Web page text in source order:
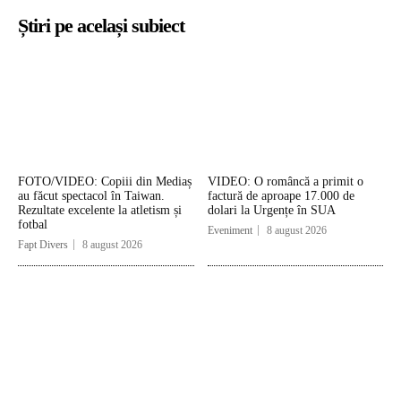
Știri pe același subiect
FOTO/VIDEO: Copiii din Mediaș
au făcut spectacol în Taiwan.
Rezultate excelente la atletism și
fotbal
Fapt Divers 8 august 2026
VIDEO: O româncă a primit o
factură de aproape 17.000 de
dolari la Urgențe în SUA
Eveniment 8 august 2026